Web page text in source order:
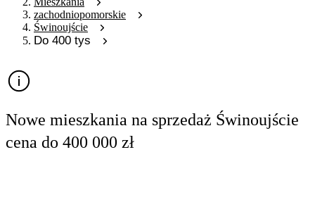
zachodniopomorskie
Świnoujście
Do 400 tys
Nowe mieszkania na sprzedaż Świnoujście
cena do 400 000 zł